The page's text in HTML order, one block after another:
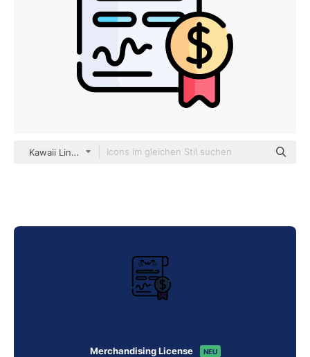
Kawaii Lineal color
Merchandising License NEU